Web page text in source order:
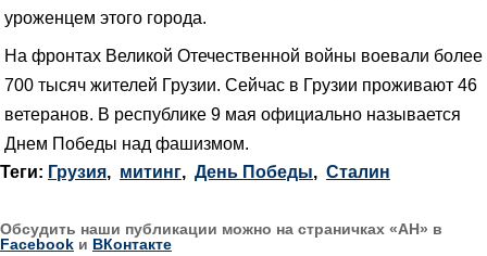
уроженцем этого города.
На фронтах Великой Отечественной войны воевали более
700 тысяч жителей Грузии. Сейчас в Грузии проживают 46
ветеранов. В республике 9 мая официально называется
Днем Победы над фашизмом.
Теги: Грузия, митинг, День Победы, Сталин
Обсудить наши публикации можно на страничках «АН» в
Facebook и ВКонтакте